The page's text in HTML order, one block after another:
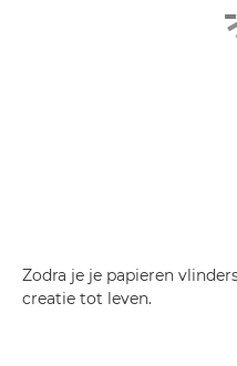
Zodra je je papieren
creatie tot leven.